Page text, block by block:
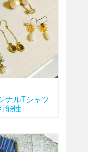
ナルTシャツ
能性